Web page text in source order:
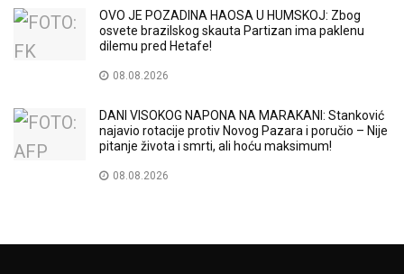
OVO JE POZADINA HAOSA U HUMSKOJ: Zbog
osvete brazilskog skauta Partizan ima paklenu
dilemu pred Hetafe!
08.08.2026
DANI VISOKOG NAPONA NA MARAKANI: Stanković
najavio rotacije protiv Novog Pazara i poručio – Nije
pitanje života i smrti, ali hoću maksimum!
08.08.2026